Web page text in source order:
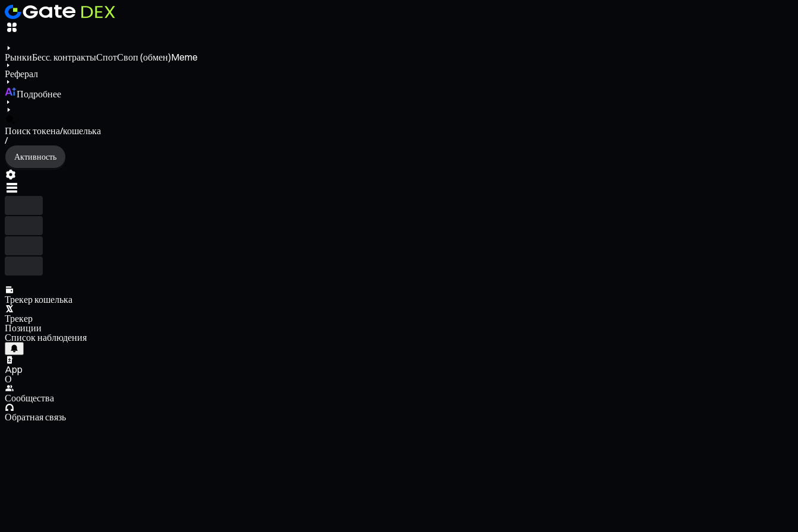
РынкиБесс. контрактыСпотСвоп (обмен)Meme
Реферал
Подробнее
Поиск токена/кошелька
/
Активность
Трекер кошелька
Трекер
Позиции
Список наблюдения
App
О
Сообщества
Обратная связь